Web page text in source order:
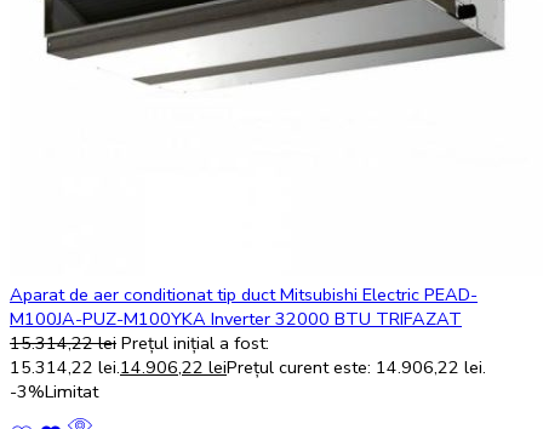
Aparat de aer conditionat tip duct Mitsubishi Electric PEAD-
M100JA-PUZ-M100YKA Inverter 32000 BTU TRIFAZAT
15.314,22lei Prețul inițial a fost:
15.314,22 lei.14.906,22 leiPrețul curent este: 14.906,22 lei.
-3%Limitat